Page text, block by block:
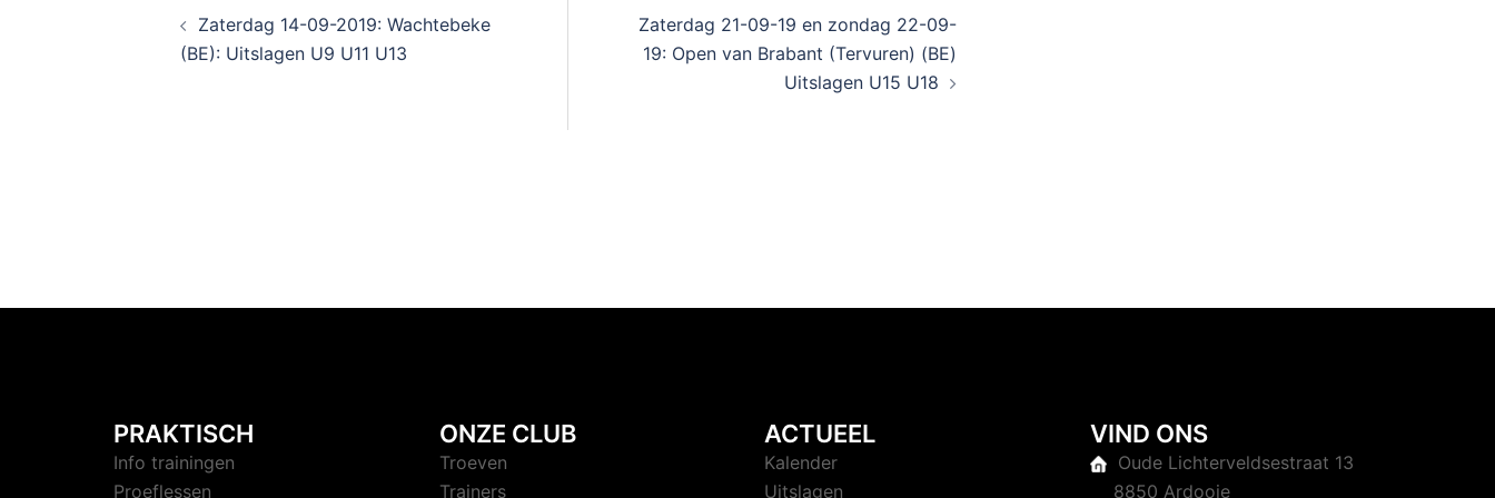
Zaterdag 14-09-2019: Wachtebeke
(BE): Uitslagen U9 U11 U13
Zaterdag 21-09-19 en zondag 22-09-
19: Open van Brabant (Tervuren) (BE)
Uitslagen U15 U18
PRAKTISCH
Info trainingen
Proeflessen
ONZE CLUB
Troeven
Trainers
ACTUEEL
Kalender
Uitslagen
VIND ONS
Oude Lichterveldsestraat 13
8850 Ardooie